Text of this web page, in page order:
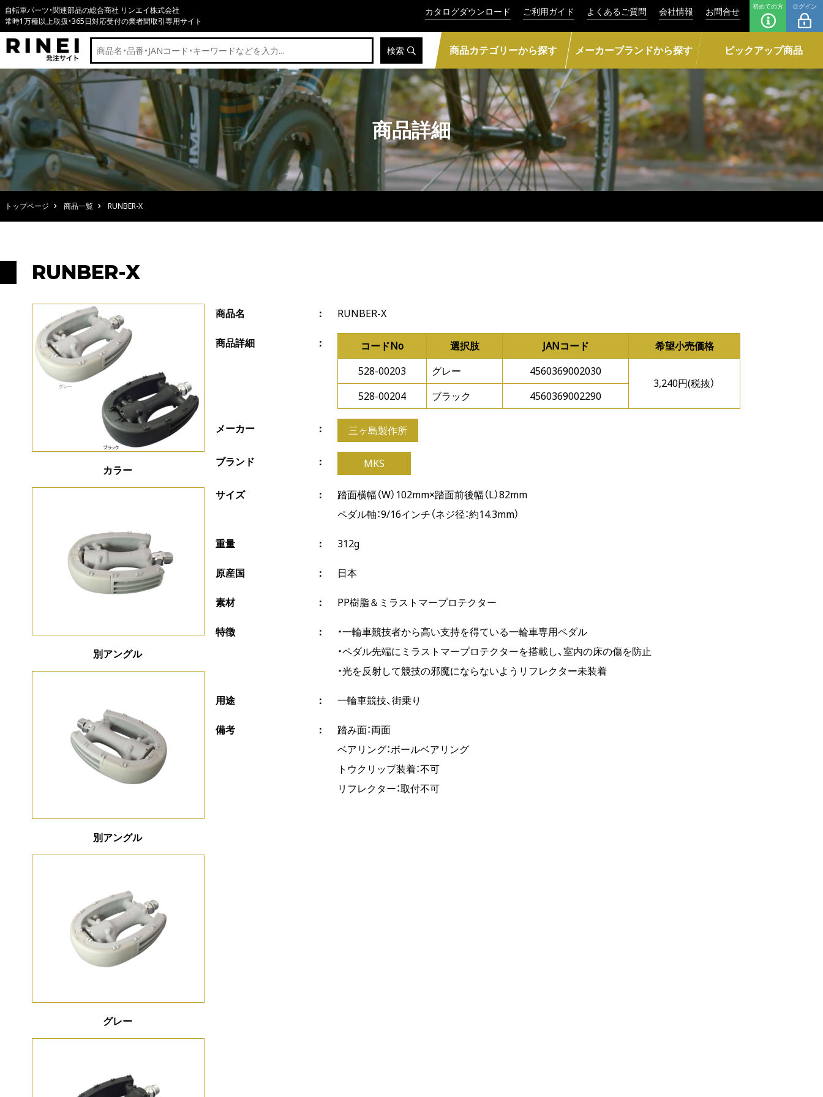
自転車パーツ・関連部品の総合商社 リンエイ株式会社
常時1万種以上取扱・365日対応受付の業者間取引専用サイト
カタログダウンロード ご利用ガイド よくあるご質問 会社情報 お問合せ 初めての方 ログイン
検索 商品カテゴリーから探す メーカーブランドから探す ピックアップ商品
商品詳細
トップページ 商品一覧 RUNBER-X
RUNBER-X
カラー
別アングル
別アングル
グレー
商品名 RUNBER-X
商品詳細 コードNo 選択肢 JANコード
希望小売価格
528-00203
グレー
4560369002030
3,240円(税抜）
528-00204
ブラック 4560369002290
メーカー 三ヶ島製作所
ブランド MKS
サイズ
踏面横幅（W）102mm×踏面前後幅（L）82mm
ペダル軸：9/16インチ（ネジ径：約14.3mm）
重量 312g
原産国 日本
素材 PP樹脂＆ミラストマープロテクター
特徴
・一輪車競技者から高い支持を得ている一輪車専用ペダル
・ペダル先端にミラストマープロテクターを搭載し、室内の床の傷を防止
・光を反射して競技の邪魔にならないようリフレクター未装着
用途 一輪車競技、街乗り
備考
踏み面：両面
ベアリング：ボールベアリング
トウクリップ装着：不可
リフレクター：取付不可